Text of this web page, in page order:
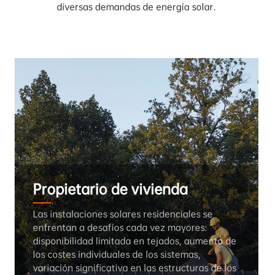
diversas demandas de energía solar.
Propietario de vivienda
Las instalaciones solares residenciales se
enfrentan a desafíos cada vez mayores:
disponibilidad limitada en tejados, aumento de
los costes individuales de los sistemas,
variación significativa en las estructuras de los